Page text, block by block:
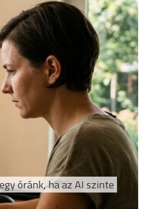
óránk, ha az AI szinte